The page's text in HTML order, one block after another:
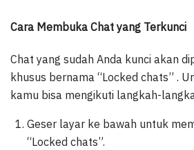
Cara Membuka Chat yang Terkunci
Chat yang sudah Anda kunci akan
khusus bernama “Locked chats” .
kamu bisa mengikuti langkah-
Geser layar ke bawah untuk
“Locked chats”.